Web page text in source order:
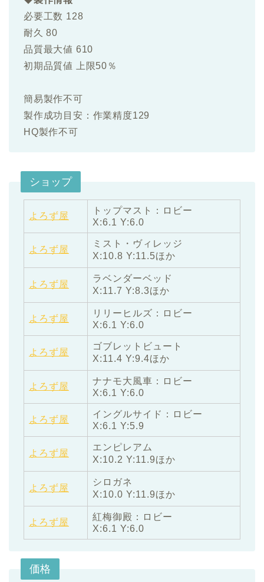
必要工数 128
耐久 80
品質最大値 610
初期品質値 上限50％
簡易製作不可
製作成功目安：作業精度129
HQ製作不可
ショップ
よろず屋
トップマスト：ロビー
X:6.1 Y:6.0
よろず屋
ミスト・ヴィレッジ
X:10.8 Y:11.5ほか
よろず屋
ラベンダーベッド
X:11.7 Y:8.3ほか
よろず屋
リリーヒルズ：ロビー
X:6.1 Y:6.0
よろず屋
ゴブレットビュート
X:11.4 Y:9.4ほか
よろず屋
ナナモ大風車：ロビー
X:6.1 Y:6.0
よろず屋
イングルサイド：ロビー
X:6.1 Y:5.9
よろず屋
エンピレアム
X:10.2 Y:11.9ほか
よろず屋
シロガネ
X:10.0 Y:11.9ほか
よろず屋
紅梅御殿：ロビー
X:6.1 Y:6.0
価格